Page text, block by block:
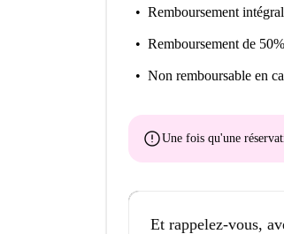
Remboursement
Remboursement de
Non remboursable en
errorUne fois qu'une
Et rappelez-vous,